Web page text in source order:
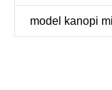
model kanopi